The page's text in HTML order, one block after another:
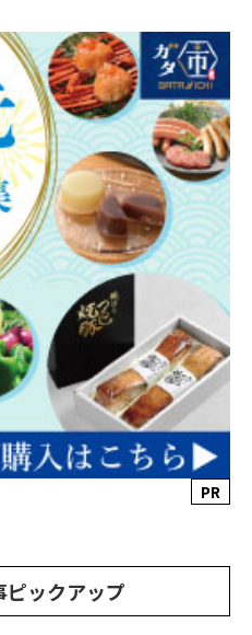
PR
ピックアップ